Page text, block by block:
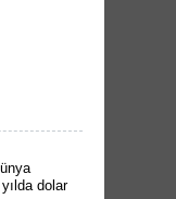
dolar